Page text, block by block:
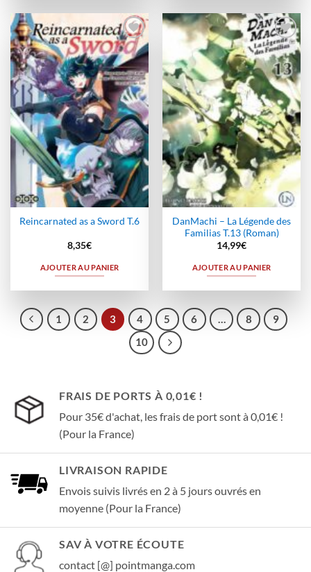
Ajouter
à la
wishlist
Reincarnated as a Sword T.6
8,35€
AJOUTER AU PANIER
Ajouter
à la
wishlist
DanMachi – La Légende des
Familias T.13 (Roman)
14,99€
AJOUTER AU PANIER
1 2 3 4 5 6 … 8
9
10
FRAIS DE PORTS À 0,01€ !
Pour 35€ d'achat, les frais de port sont à 0,01€ !
(Pour la France)
LIVRAISON RAPIDE
Envois suivis livrés en 2 à 5 jours ouvrés en
moyenne (Pour la France)
SAV À VOTRE ÉCOUTE
contact [@] pointmanga.com